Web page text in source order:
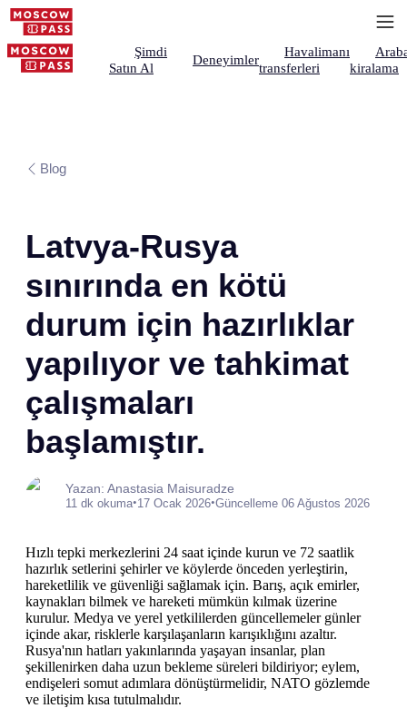
Şimdi
Satın Al
Deneyimler
Havalimanı
transferleri
kiralama
Blog
Latvya-Rusya
sınırında en kötü
durum için hazırlıklar
yapılıyor ve tahkimat
çalışmaları
başlamıştır.
Yazan: Anastasia Maisuradze
11 dk okuma•17 Ocak 2026•Güncelleme 06 Ağustos 2026
Hızlı tepki merkezlerini 24 saat içinde kurun ve 72 saatlik
hazırlık setlerini şehirler ve köylerde önceden yerleştirin,
hareketlilik ve güvenliği sağlamak için. Barış, açık emirler,
kaynakları bilmek ve hareketi mümkün kılmak üzerine
kurulur. Medya ve yerel yetkililerden güncellemeler günler
içinde akar, risklerle karşılaşanların karışıklığını azaltır.
Rusya'nın hatları yakınlarında yaşayan insanlar, plan
şekillenirken daha uzun bekleme süreleri bildiriyor; eylem,
endişeleri somut adımlara dönüştürmelidir, NATO gözlemde
ve iletişim kısa tutulmalıdır.